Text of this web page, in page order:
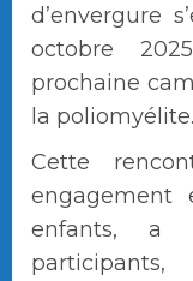
d’envergure
octobre
prochaine
la poliomyélite.
Cette
enfants, a